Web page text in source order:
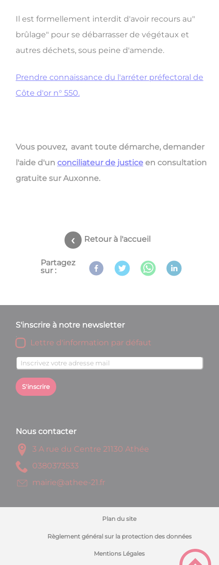
Il est formellement interdit d'avoir recours au"
brûlage" pour se débarrasser de végétaux et
autres déchets, sous peine d'amende.
Prendre connaissance du l'arréter préfectoral de
Côte d'or n° 550.
Vous pouvez, avant toute démarche, demander
l'aide d'un conciliateur de justice en consultation
gratuite sur Auxonne.
Retour à l'accueil
Partagez
sur :
S'inscrire à notre newsletter
Lettre d'information par défaut
S'inscrire
Nous contacter
3 A rue du Centre 21130 Athée
3353730830
rf.12-eehta@eiriam
Plan du site
Règlement général sur la protection des données
Mentions Légales